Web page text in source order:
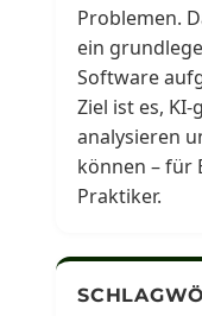
Problemen.
ein
Software
Ziel ist es,
analysieren
können – für
Praktiker.